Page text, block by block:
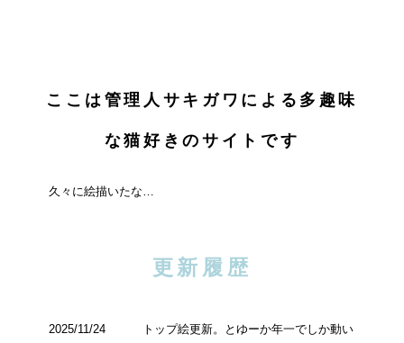
ここは管理人サキガワによる多趣味
な猫好きのサイトです
久々に絵描いたな…
更新履歴
2025/11/24 トップ絵更新。とゆーか年一でしか動い